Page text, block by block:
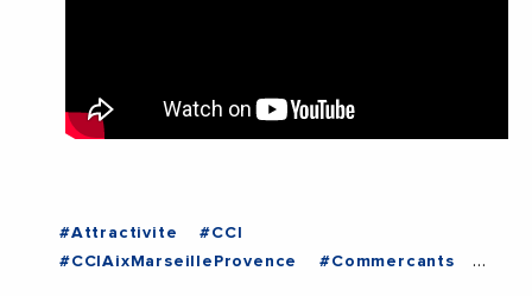
#Attractivite
#CCI
#CCIAixMarseilleProvence
#Commercants